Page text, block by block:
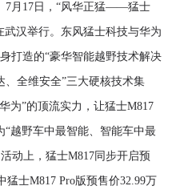
7月17日，“风华正猛——猛士
武汉举行。东风猛士科技与华为
打造的“豪华智能越野技术解决
、全维安全”三大硬核技术集
为”的顶流实力，让猛士M817
“越野车中最智能、智能车中最
动上，猛士M817同步开启预
士M817 Pro版预售价32.99万